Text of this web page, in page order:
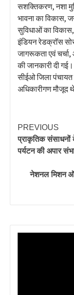
सशक्तिकरण, नशा
भावना का विकास,
सुविधाओं का
इंडियन रेडक्रॉस
जागरूकता एवं चर्चा,
की जानकारी दी
सीईओ जिला
अधिकारीगण मौजूद
PREVIOUS
प्राकृतिक
पर्यटन की अपार
नेशनल मिशन ऑन